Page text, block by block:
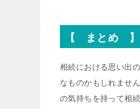
【 まとめ 】
相続における思い出
なものかもしれませ
の気持ちを持って相